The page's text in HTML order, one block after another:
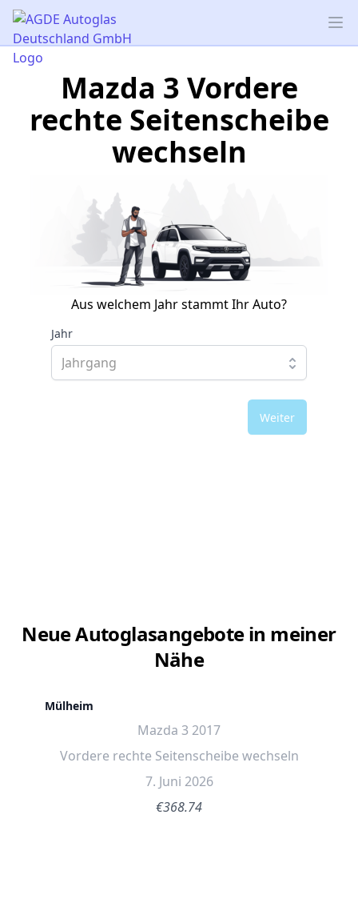
AGDE Autoglas Deutschland GmbH
Mazda 3 Vordere
rechte Seitenscheibe
wechseln
Aus welchem Jahr stammt Ihr Auto?
Jahr
Weiter
Neue Autoglasangebote in meiner
Nähe
Mülheim
Mazda 3 2017
Vordere rechte Seitenscheibe wechseln
7. Juni 2026
€368.74